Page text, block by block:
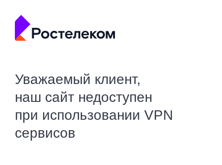
Уважаемый клиент,
наш сайт недоступен
при использовании VPN
сервисов